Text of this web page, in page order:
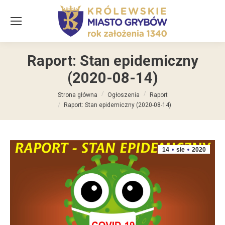
Raport: Stan epidemiczny
(2020-08-14)
Strona główna Ogłoszenia
Raport
Raport: Stan epidemiczny (2020-08-14)
sie
14 2020